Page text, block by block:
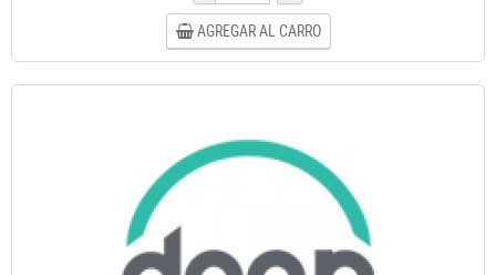
AGREGAR AL CARRO